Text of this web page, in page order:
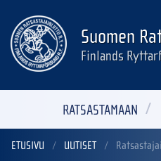
Suomen
Finlands
RATSASTAMAAN
ETUSIVU UUTISET